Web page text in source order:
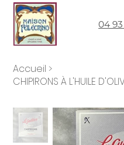
04 93
Accueil >
CHIPIRONS À L'HUILE